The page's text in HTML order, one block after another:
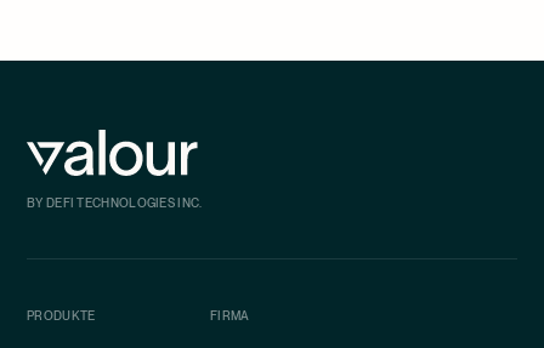
BY DEFI TECHNOLOGIES INC.
PRODUKTE FIRMA